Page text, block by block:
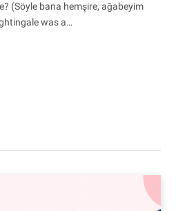
(Söyle bana hemşire, ağabeyim
was a…